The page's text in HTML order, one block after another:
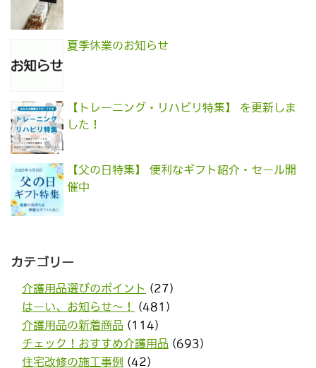
夏季休業のお知らせ
【トレーニング・リハビリ特集】 を更新しま
した！
【父の日特集】 便利なギフト紹介・セール開
催中
カテゴリー
介護用品選びのポイント (27)
はーい、お知らせ〜！
(481)
介護用品の新着商品 (114)
チェック！おすすめ介護用品 (693)
住宅改修の施工事例
(42)